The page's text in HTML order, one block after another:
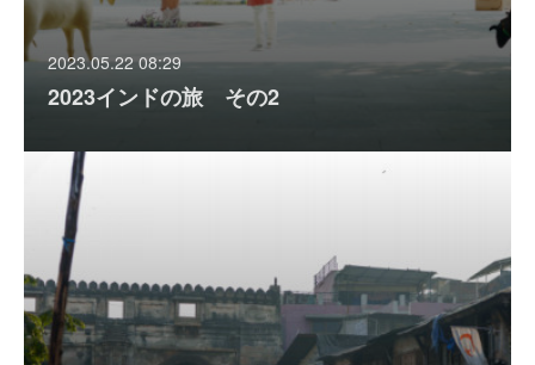
2023.05.22 08:29
2023インドの旅 その2